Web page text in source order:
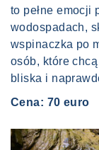
to pełne emocji
wodospadach,
wspinaczka po
osób, które
bliska i
Cena: 70 euro